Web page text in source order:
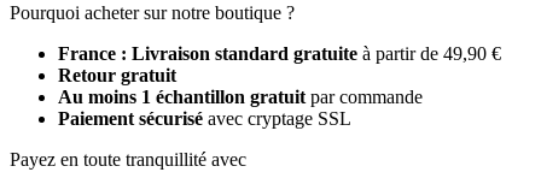
Pourquoi acheter sur notre boutique ?
France : Livraison standard gratuite à partir de 49,90 €
Retour gratuit
Au moins 1 échantillon gratuit par commande
Paiement sécurisé avec cryptage SSL
Payez en toute tranquillité avec